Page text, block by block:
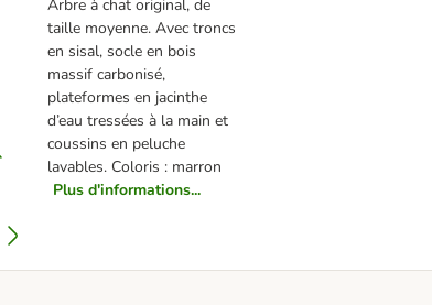
Arbre à chat original, de
taille moyenne. Avec troncs
en sisal, socle en bois
massif carbonisé,
plateformes en jacinthe
d’eau tressées à la main et
coussins en peluche
lavables. Coloris : marron
Plus d'informations...